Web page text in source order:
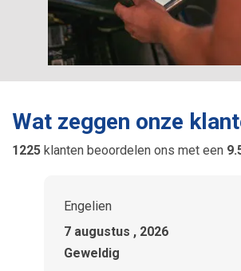
Wat zeggen onze
1225 klanten beoordelen ons met een
Engelien
7 augustus , 2026
Geweldig